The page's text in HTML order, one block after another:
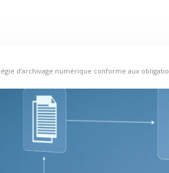
d’archivage numérique conforme aux